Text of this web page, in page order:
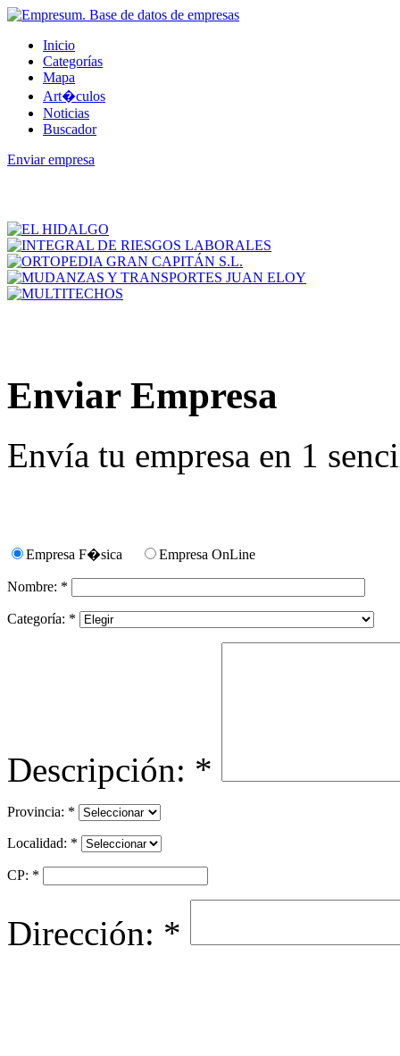
Inicio
Categorías
Mapa
Art�culos
Noticias
Buscador
Enviar empresa
Enviar Empresa
Envía tu empresa en 1
Empresa F�sica Empresa OnLine
Nombre: *
Categoría: *
Descripción: *
Provincia: *
Localidad: *
CP: *
Dirección: *